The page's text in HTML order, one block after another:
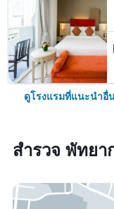
ดูโรงแรมที่แนะนำอื่
สำรวจ พัทย